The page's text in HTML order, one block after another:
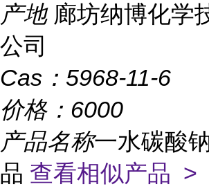
产地 廊坊纳博化学
公司
Cas： 5968-11-6
价格： 6000
产品名称一水碳酸
品 查看相似产品 >